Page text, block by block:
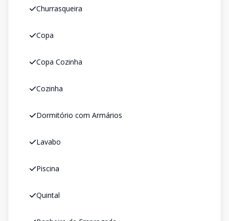
Churrasqueira
Copa
Copa Cozinha
Cozinha
Dormitório com Armários
Lavabo
Piscina
Quintal